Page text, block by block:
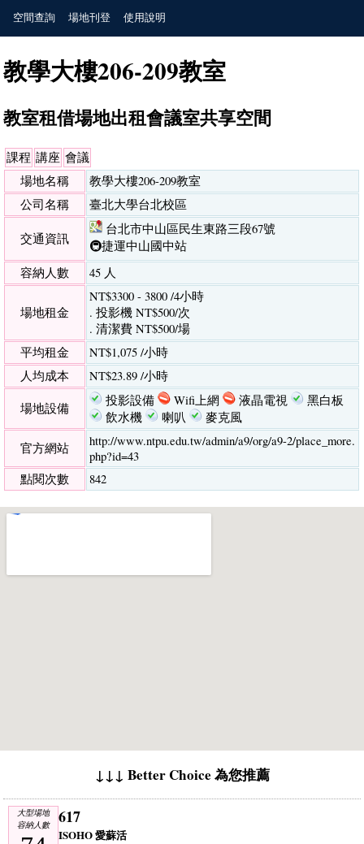
空間查詢 場地刊登 使用說明
教學大樓206-209教室
教室租借場地出租會議室共享空間
課程 講座 會議
場地名稱
教學大樓206-209教室
公司名稱
臺北大學台北校區
交通資訊
台北市中山區民生東路三段67號
🚇捷運中山國中站
容納人數
45 人
場地租金
NT$3300 - 3800 /4小時
. 投影機 NT$500/次
. 清潔費 NT$500/場
平均租金
NT$1,075 /小時
人均成本
NT$23.89 /小時
場地設備
投影設備 Wifi上網 液晶電視
黑白板
飲水機
喇叭
麥克風
官方網站
http://www.ntpu.edu.tw/admin/a9/org/a9-2/place_more.
php?id=43
點閱次數
842
↓↓↓ Better Choice 為您推薦
大型場地
容納人數
617
ISOHO 愛蘇活